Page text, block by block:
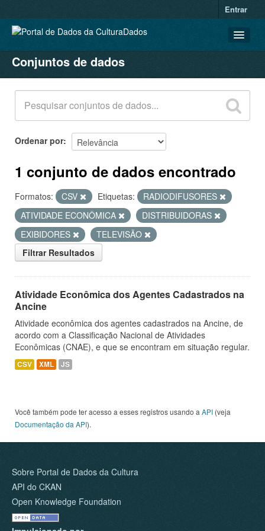
Entrar
CONJUNTOS DE DADOS
ORGANIZAÇÕES
GRUPOS
SOBRE
Conjuntos de dados
Ordenar por
1 conjunto de dados encontrado
Formatos: CSV Etiquetas:
RADIODIFUSORES
ATIVIDADE ECONÔMICA
DISTRIBUIDORAS
EXIBIDORES
TELEVISÃO
Filtrar Resultados
Atividade Econômica dos Agentes Cadastrados na
Ancine
Atividade econômica dos agentes cadastrados na Ancine, de
acordo com a Classificação Nacional de Atividades
Econômicas (CNAE), e que se encontram em situação regular.
CSV XML JS
Você também pode ter acesso a esses registros usando a API (veja
Documentação da API).
Sobre Portal de Dados da Cultura
API do CKAN
Open Knowledge Foundation